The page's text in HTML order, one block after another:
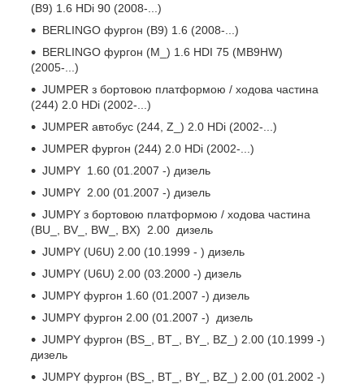
(B9) 1.6 HDi 90 (2008-...)
BERLINGO фургон (B9) 1.6 (2008-...)
BERLINGO фургон (M_) 1.6 HDI 75 (MB9HW)
(2005-...)
JUMPER з бортовою платформою / ходова частина
(244) 2.0 HDi (2002-...)
JUMPER автобус (244, Z_) 2.0 HDi (2002-...)
JUMPER фургон (244) 2.0 HDi (2002-...)
JUMPY 1.60 (01.2007 -) дизель
JUMPY 2.00 (01.2007 -) дизель
JUMPY з бортовою платформою / ходова частина
(BU_, BV_, BW_, BX) 2.00 дизель
JUMPY (U6U) 2.00 (10.1999 - ) дизель
JUMPY (U6U) 2.00 (03.2000 -) дизель
JUMPY фургон 1.60 (01.2007 -) дизель
JUMPY фургон 2.00 (01.2007 -) дизель
JUMPY фургон (BS_, BT_, BY_, BZ_) 2.00 (10.1999 -)
дизель
JUMPY фургон (BS_, BT_, BY_, BZ_) 2.00 (01.2002 -)